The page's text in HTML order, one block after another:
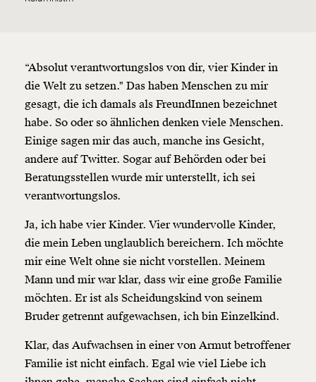
Veränderung
beginnt mit Dir!
WerdeFördermitglied und wir können gemeinsam
unsere Wirtschaft so gestalten, dass sie für alle
funktioniert. Unsere Recherchen sind für alle frei im
Netz. Unabhängig und werbefrei. Und das wird auch
so bleiben. Kämpf’ mit uns für den Fortschritt und
unterstütze uns mit Deinem Mitgliedsbeitrag.
Du überweist lieber direkt?
“Absolut verantwortungslos von dir, vier Kinder in
die Welt zu setzen." Das haben Menschen zu mir
gesagt, die ich damals als FreundInnen bezeichnet
habe. So oder so ähnlichen denken viele Menschen.
Einige sagen mir das auch, manche ins Gesicht,
andere auf Twitter. Sogar auf Behörden oder bei
Beratungsstellen wurde mir unterstellt, ich sei
verantwortungslos.
Ja, ich habe vier Kinder. Vier wundervolle Kinder,
die mein Leben unglaublich bereichern. Ich möchte
mir eine Welt ohne sie nicht vorstellen. Meinem
Mann und mir war klar, dass wir eine große Familie
möchten. Er ist als Scheidungskind von seinem
Bruder getrennt aufgewachsen, ich bin Einzelkind.
Klar, das Aufwachsen in einer von Armut betroffener
Familie ist nicht einfach. Egal wie viel Liebe ich